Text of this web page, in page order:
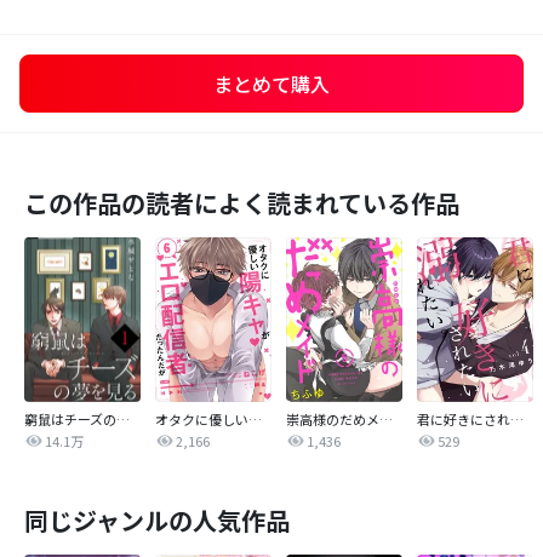
まとめて購入
この作品の読者によく読まれている作品
窮鼠はチーズの夢を見る【単話】
14.1万
オタクに優しい陽キャがエロ配信者だったんだが【単話売】
2,166
崇高様のだめメイド 【単話売】
1,436
君に好きにされたい、溺れたい。【連載版】
529
同じジャンルの人気作品